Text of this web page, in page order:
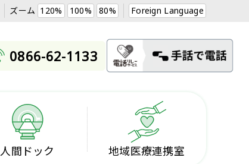
ズーム 120% 100% 80% Foreign Language
0866-62-1133
人間ドック 地域医療連携室